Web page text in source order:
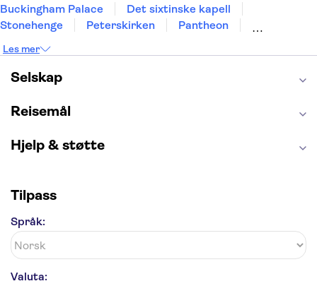
Buckingham Palace
Det sixtinske kapell
Stonehenge
Peterskirken
Pantheon
Burj Khalifa
Keukenhof
Edinburgh Castle
Alcatraz
Golden Circle
Les mer
Selskap
Reisemål
Hjelp & støtte
Tilpass
Språk:
Valuta: